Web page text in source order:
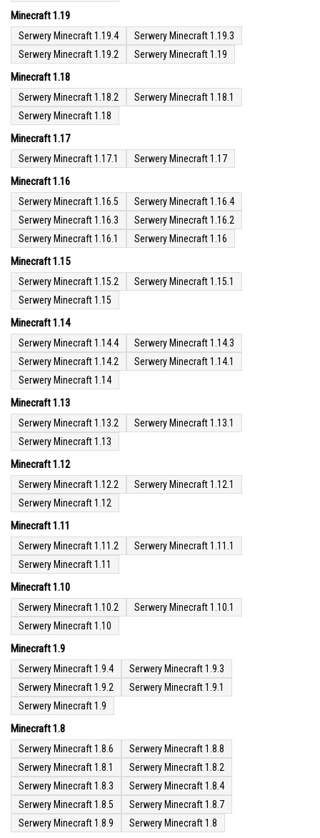
Minecraft 1.19
Serwery Minecraft 1.19.4
Serwery Minecraft 1.19.3
Serwery Minecraft 1.19.2
Serwery Minecraft 1.19
Minecraft 1.18
Serwery Minecraft 1.18.2
Serwery Minecraft 1.18.1
Serwery Minecraft 1.18
Minecraft 1.17
Serwery Minecraft 1.17.1 Serwery Minecraft 1.17
Minecraft 1.16
Serwery Minecraft 1.16.5
Serwery Minecraft 1.16.4
Serwery Minecraft 1.16.3
Serwery Minecraft 1.16.2
Serwery Minecraft 1.16.1
Serwery Minecraft 1.16
Minecraft 1.15
Serwery Minecraft 1.15.2
Serwery Minecraft 1.15.1
Serwery Minecraft 1.15
Minecraft 1.14
Serwery Minecraft 1.14.4
Serwery Minecraft 1.14.3
Serwery Minecraft 1.14.2
Serwery Minecraft 1.14.1
Serwery Minecraft 1.14
Minecraft 1.13
Serwery Minecraft 1.13.2
Serwery Minecraft 1.13.1
Serwery Minecraft 1.13
Minecraft 1.12
Serwery Minecraft 1.12.2
Serwery Minecraft 1.12.1
Serwery Minecraft 1.12
Minecraft 1.11
Serwery Minecraft 1.11.2
Serwery Minecraft 1.11.1
Serwery Minecraft 1.11
Minecraft 1.10
Serwery Minecraft 1.10.2
Serwery Minecraft 1.10.1
Serwery Minecraft 1.10
Minecraft 1.9
Serwery Minecraft 1.9.4
Serwery Minecraft 1.9.3
Serwery Minecraft 1.9.2
Serwery Minecraft 1.9.1
Serwery Minecraft 1.9
Minecraft 1.8
Serwery Minecraft 1.8.6
Serwery Minecraft 1.8.8
Serwery Minecraft 1.8.1
Serwery Minecraft 1.8.2
Serwery Minecraft 1.8.3
Serwery Minecraft 1.8.4
Serwery Minecraft 1.8.5
Serwery Minecraft 1.8.7
Serwery Minecraft 1.8.9
Serwery Minecraft 1.8